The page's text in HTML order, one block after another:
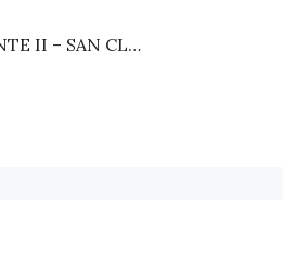
CASA VALLES DE SAN CLEMENTE II – SAN CLEMENTE